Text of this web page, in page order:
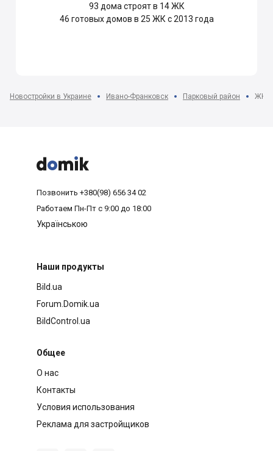
93 дома строят в 14 ЖК
46 готовых домов в 25 ЖК с 2013 года
Новостройки в Украине Ивано-Франковск Парковый район ЖК



Позвонить +380(98) 656 34 02
Работаем Пн-Пт с 9:00 до 18:00
Українською
Наши продукты
Bild.ua
Forum.Domik.ua
BildControl.ua
Общее
О нас
Контакты
Условия использования
Реклама для застройщиков